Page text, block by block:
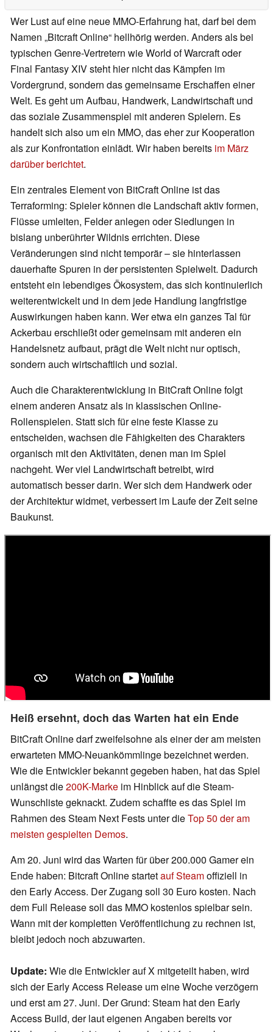
Wer Lust auf eine neue MMO-Erfahrung hat, darf bei dem
Namen „Bitcraft Online“ hellhörig werden. Anders als bei
typischen Genre-Vertretern wie World of Warcraft oder
Final Fantasy XIV steht hier nicht das Kämpfen im
Vordergrund, sondern das gemeinsame Erschaffen einer
Welt. Es geht um Aufbau, Handwerk, Landwirtschaft und
das soziale Zusammenspiel mit anderen Spielern. Es
handelt sich also um ein MMO, das eher zur Kooperation
als zur Konfrontation einlädt. Wir haben bereits im März
darüber berichtet.
Ein zentrales Element von BitCraft Online ist das
Terraforming: Spieler können die Landschaft aktiv formen,
Flüsse umleiten, Felder anlegen oder Siedlungen in
bislang unberührter Wildnis errichten. Diese
Veränderungen sind nicht temporär – sie hinterlassen
dauerhafte Spuren in der persistenten Spielwelt. Dadurch
entsteht ein lebendiges Ökosystem, das sich kontinuierlich
weiterentwickelt und in dem jede Handlung langfristige
Auswirkungen haben kann. Wer etwa ein ganzes Tal für
Ackerbau erschließt oder gemeinsam mit anderen ein
Handelsnetz aufbaut, prägt die Welt nicht nur optisch,
sondern auch wirtschaftlich und sozial.
Auch die Charakterentwicklung in BitCraft Online folgt
einem anderen Ansatz als in klassischen Online-
Rollenspielen. Statt sich für eine feste Klasse zu
entscheiden, wachsen die Fähigkeiten des Charakters
organisch mit den Aktivitäten, denen man im Spiel
nachgeht. Wer viel Landwirtschaft betreibt, wird
automatisch besser darin. Wer sich dem Handwerk oder
der Architektur widmet, verbessert im Laufe der Zeit seine
Baukunst.
Heiß ersehnt, doch das Warten hat ein Ende
BitCraft Online darf zweifelsohne als einer der am meisten
erwarteten MMO-Neuankömmlinge bezeichnet werden.
Wie die Entwickler bekannt gegeben haben, hat das Spiel
unlängst die200K-Marke im Hinblick auf die Steam-
Wunschliste geknackt. Zudem schaffte es das Spiel im
Rahmen des Steam Next Fests unter dieTop 50 der am
meisten gespielten Demos.
Am 20. Juni wird das Warten für über 200.000 Gamer ein
Ende haben: Bitcraft Online startetauf Steamoffiziell in
den Early Access. Der Zugang soll 30 Euro kosten. Nach
dem Full Release soll das MMO kostenlos spielbar sein.
Wann mit der kompletten Veröffentlichung zu rechnen ist,
bleibt jedoch noch abzuwarten.
Update: Wie die Entwickler auf X mitgeteilt haben, wird
sich der Early Access Release um eine Woche verzögern
und erst am 27. Juni. Der Grund: Steam hat den Early
Access Build, der laut eigenen Angaben bereits vor